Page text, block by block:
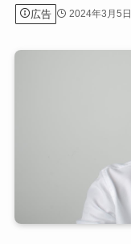
広告 2024年3月5日